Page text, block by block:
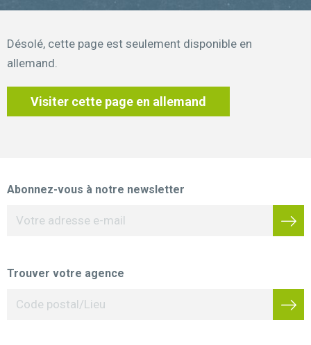
Désolé, cette page est seulement disponible en
allemand.
Visiter cette page en allemand
Abonnez-vous à notre newsletter
Trouver votre agence